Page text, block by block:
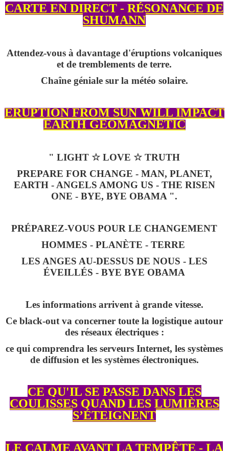
CARTE EN DIRECT - RÉSONANCE DE
SHUMANN
Attendez-vous à davantage d'éruptions volcaniques
et de tremblements de terre.
Chaîne géniale sur la météo solaire.
ERUPTION FROM SUN WILL IMPACT
EARTH GEOMAGNETIC
" LIGHT ☆ LOVE ☆ TRUTH
PREPARE FOR CHANGE - MAN, PLANET,
EARTH - ANGELS AMONG US - THE RISEN
ONE - BYE, BYE OBAMA ".
PRÉPAREZ-VOUS POUR LE CHANGEMENT
HOMMES - PLANÈTE - TERRE
LES ANGES AU-DESSUS DE NOUS - LES
ÉVEILLÉS - BYE BYE OBAMA
Les informations arrivent à grande vitesse.
Ce black-out va concerner toute la logistique autour
des réseaux électriques :
ce qui comprendrales serveurs Internet, les systèmes
de diffusion et les systèmes électroniques.
CE QU'IL SE PASSE DANS LES
COULISSES QUAND LES LUMIÈRES
S’ÉTEIGNENT
LE CALME AVANT LA TEMPÊTE - LA